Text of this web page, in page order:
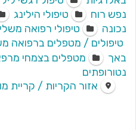
נפש רוח
טיפולי הילינג
נכונה
טיפולי רפואה
טיפולים / מטפלים ברפואה
באך
מטפלים בצמחי
נטורופתים
אזור הקריות / קריית